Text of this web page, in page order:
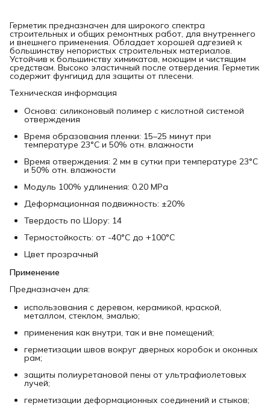
Герметик предназначен для широкого спектра
строительных и общих ремонтных работ, для внутреннего
и внешнего применения. Обладает хорошей адгезией к
большинству непористых строительных материалов.
Устойчив к большинству химикатов, моющим и чистящим
средствам. Высоко эластичный после отвердения. Герметик
содержит фунгицид для защиты от плесени.
Техническая информация
Основа: силиконовый полимер с кислотной системой
отверждения
Время образования пленки: 15–25 минут при
температуре 23°C и 50% отн. влажности
Время отверждения: 2 мм в сутки при температуре 23°C
и 50% отн. влажности
Модуль 100% удлинения: 0.20 MPa
Деформационная подвижность: ±20%
Твердость по Шору: 14
Термостойкость: от -40°C до +100°C
Цвет прозрачный
Применение
Предназначен для:
использования с деревом, керамикой, краской,
металлом, стеклом, эмалью;
применения как внутри, так и вне помещений;
герметизации швов вокруг дверных коробок и оконных
рам;
защиты полиуретановой пены от ультрафиолетовых
лучей;
герметизации деформационных соединений и стыков;